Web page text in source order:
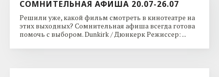
СОМНИТЕЛЬНАЯ АФИША 20.07-26.07
Решили уже, какой фильм смотреть в кинотеатре на
этих выходных? Сомнительная афиша всегда готова
помочь с выбором. Dunkirk / Дюнкерк Режиссер: ...